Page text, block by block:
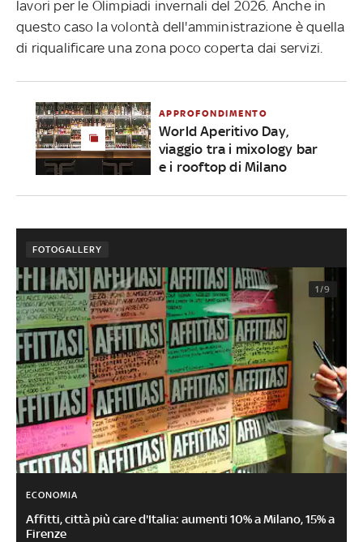
lavori per le Olimpiadi invernali del 2026. Anche in
questo caso la volontà dell'amministrazione è quella
di riqualificare una zona poco coperta dai servizi.
APPROFONDIMENTO
World Aperitivo Day,
viaggio tra i mixology bar
e i rooftop di Milano
FOTOGALLERY
1/9
ECONOMIA
Affitti, città più care d'Italia: aumenti 10% a Milano, 15% a
Firenze